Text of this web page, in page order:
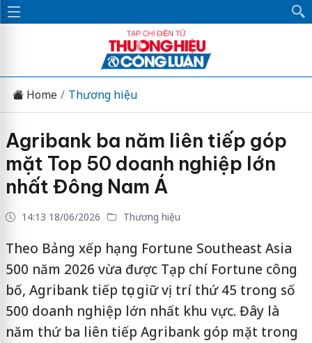
Home Thương hiệu
Agribank ba năm liên tiếp góp
mặt Top 50 doanh nghiệp lớn
nhất Đông Nam Á
14:13 18/06/2026 Thương hiệu
Theo Bảng xếp hạng Fortune Southeast Asia
500 năm 2026 vừa được Tạp chí Fortune công
bố, Agribank tiếp tục giữ vị trí thứ 45 trong số
500 doanh nghiệp lớn nhất khu vực. Đây là
năm thứ ba liên tiếp Agribank góp mặt trong